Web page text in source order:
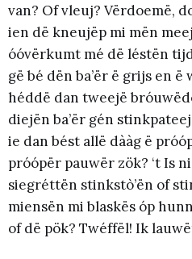
van? Of vleuj? Vërdoemë,
ien dë kneujëp mi mën
óóvërkumt mé dë léstën
gë bé dën ba’ër ë grijs en
héddë dan tweejë
diejën ba’ër gén
ie dan bést allë dààg ë
próópër pauwër zök? ‘t Is
siegréttën stinkstò’ën of
miensën mi blaskës óp
of dë pök? Twéffël! Ik